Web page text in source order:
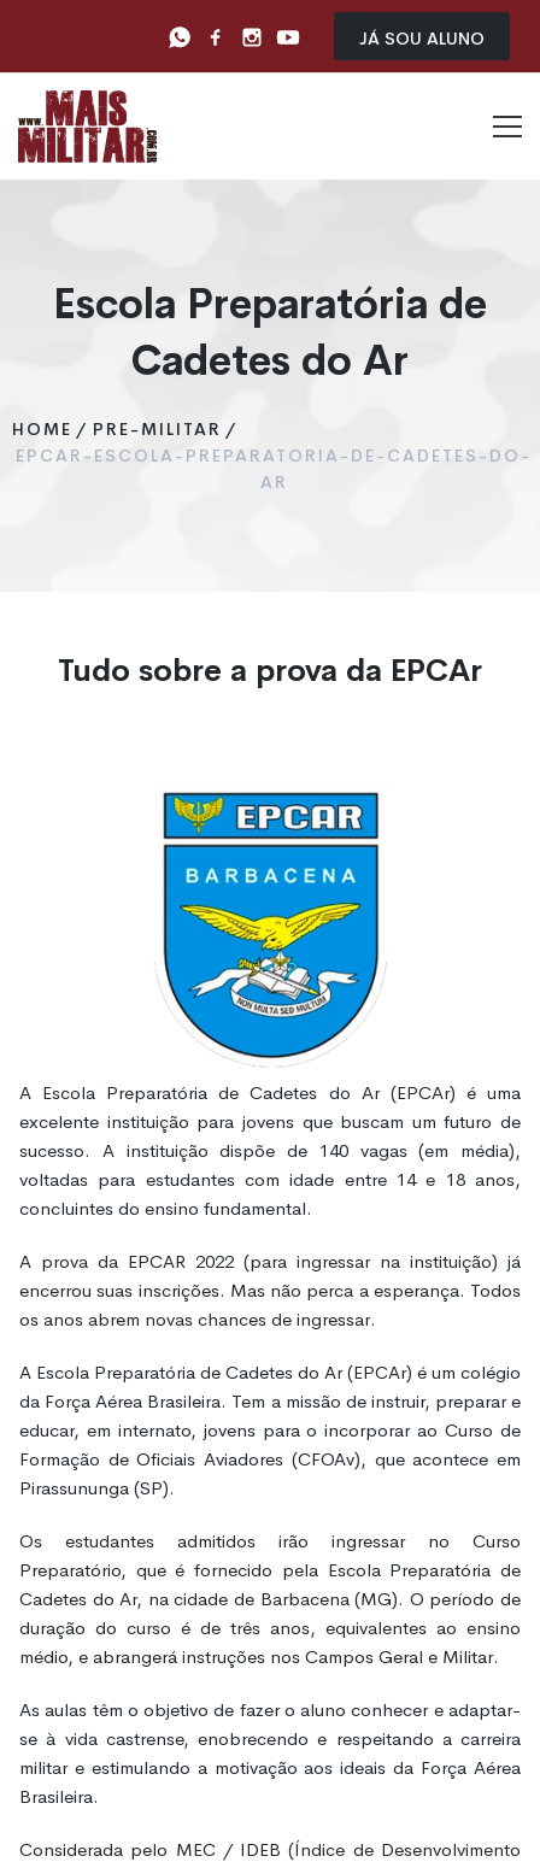
Já sou Aluno
Escola Preparatória de
Cadetes do Ar
HOME / PRE-MILITAR /
EPCAR-ESCOLA-PREPARATORIA-DE-CADETES-DO-
AR
Tudo sobre a prova da EPCAr
A Escola Preparatória de Cadetes do Ar (EPCAr) é uma
excelente instituição para jovens que buscam um futuro de
sucesso. A instituição dispõe de 140 vagas (em média),
voltadas para estudantes com idade entre 14 e 18 anos,
concluintes do ensino fundamental.
A prova da EPCAR 2022 (para ingressar na instituição) já
encerrou suas inscrições. Mas não perca a esperança. Todos
os anos abrem novas chances de ingressar.
A Escola Preparatória de Cadetes do Ar (EPCAr) é um colégio
da Força Aérea Brasileira. Tem a missão de instruir, preparar e
educar, em internato, jovens para o incorporar ao Curso de
Formação de Oficiais Aviadores (CFOAv), que acontece em
Pirassununga (SP).
Os estudantes admitidos irão ingressar no Curso
Preparatório, que é fornecido pela Escola Preparatória de
Cadetes do Ar, na cidade de Barbacena (MG). O período de
duração do curso é de três anos, equivalentes ao ensino
médio, e abrangerá instruções nos Campos Geral e Militar.
As aulas têm o objetivo de fazer o aluno conhecer e adaptar-
se à vida castrense, enobrecendo e respeitando a carreira
militar e estimulando a motivação aos ideais da Força Aérea
Brasileira.
Considerada pelo MEC / IDEB (Índice de Desenvolvimento